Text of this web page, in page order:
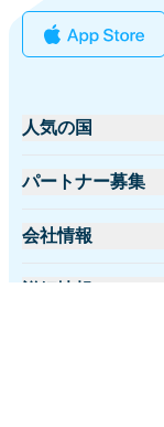
人気の国
アメリカ合衆国
パートナー募集
卸売プラットフォー
会社情報
iRoamlyについて